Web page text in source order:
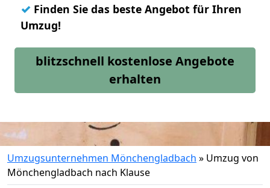
✓ Finden Sie das beste Angebot für Ihren
Umzug!
blitzschnell kostenlose Angebote
erhalten
Umzugsunternehmen Mönchengladbach » Umzug von
Mönchengladbach nach Klause